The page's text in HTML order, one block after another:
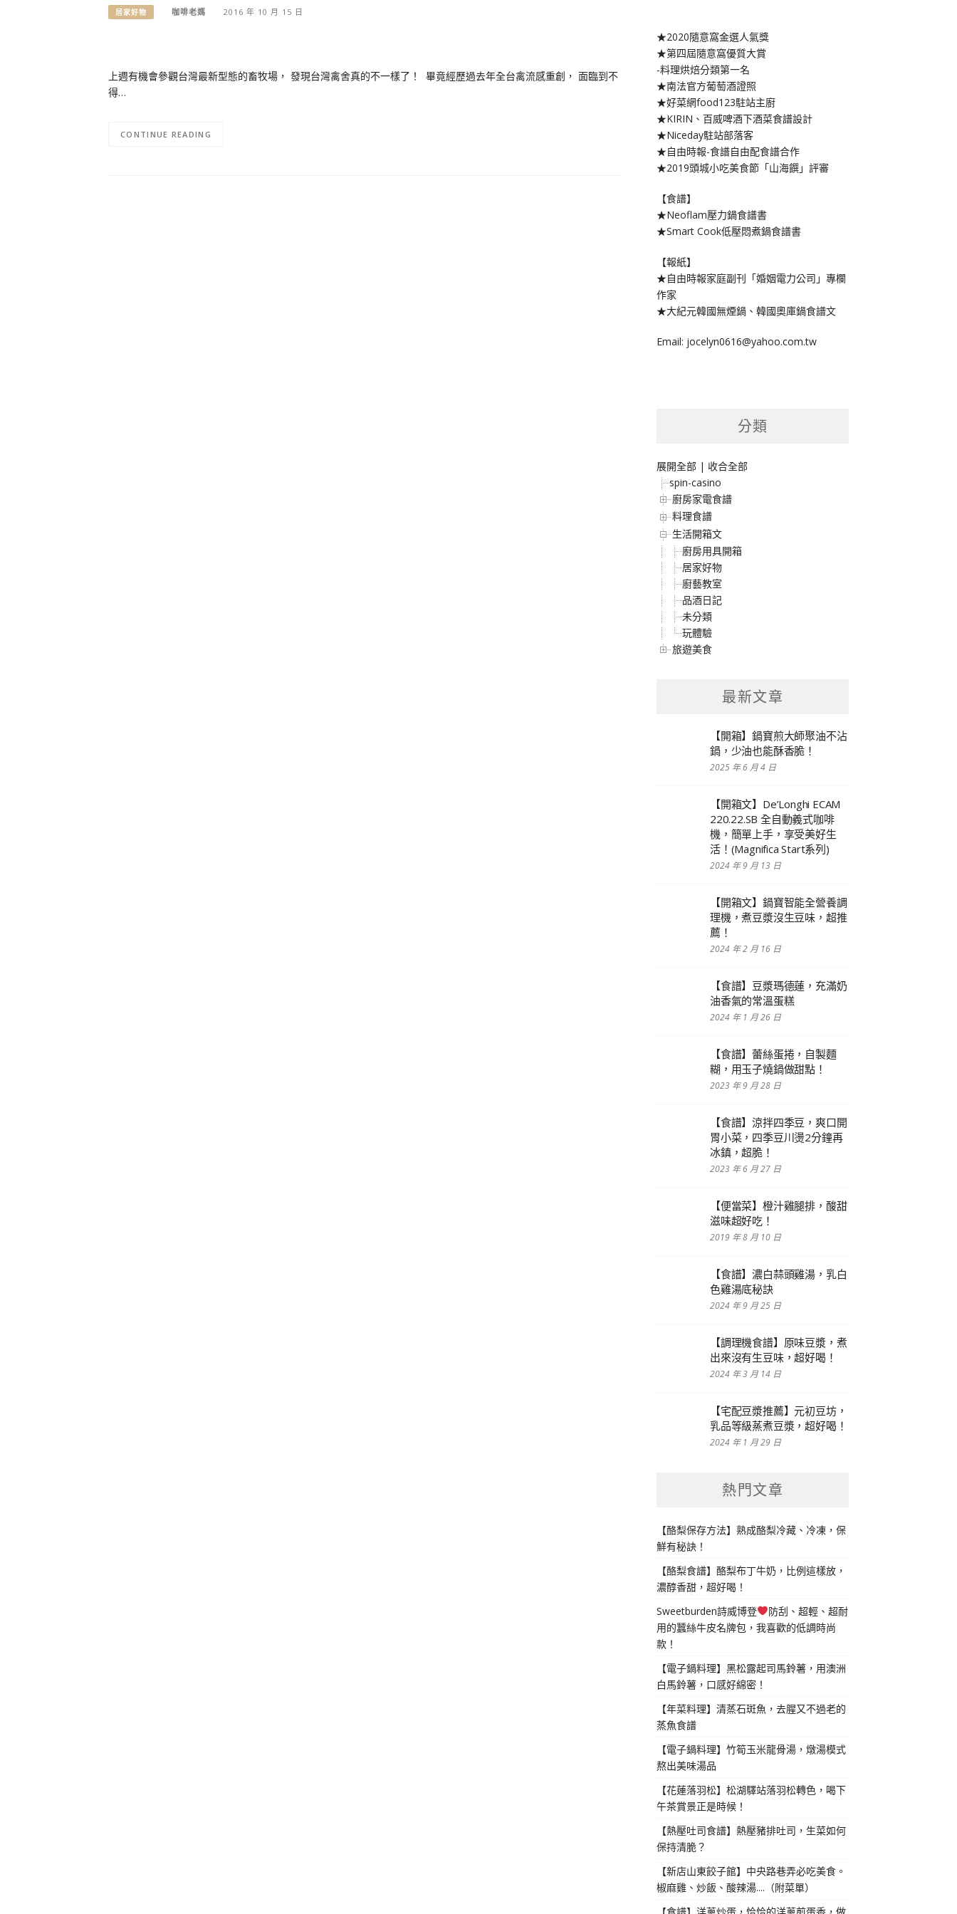
居家好物 咖啡老媽 2016 年 10 月 15 日
上週有機會參觀台灣最新型態的畜牧場， 發現台灣禽舍真的不一樣了！ 畢竟經歷過去年全台禽流感重創， 面臨到不
得…
CONTINUE READING
★2020隨意窩金選人氣獎
★第四屆隨意窩優質大賞
-料理烘焙分類第一名
★南法官方葡萄酒證照
★好菜網food123駐站主廚
★KIRIN、百威啤酒下酒菜食譜設計
★Niceday駐站部落客
★自由時報-食譜自由配食譜合作
★2019頭城小吃美食節「山海饌」評審
【食譜】
★Neoflam壓力鍋食譜書
★Smart Cook低壓悶煮鍋食譜書
【報紙】
★自由時報家庭副刊「婚姻電力公司」專欄
作家
★大紀元韓國無煙鍋、韓國奧庫鍋食譜文
Email: jocelyn0616@yahoo.com.tw
分類
展開全部 | 收合全部
spin-casino
廚房家電食譜
料理食譜
生活開箱文
廚房用具開箱
居家好物
廚藝教室
品酒日記
未分類
玩體驗
旅遊美食
最新文章
【開箱】鍋寶煎大師聚油不沾
鍋，少油也能酥香脆！
2025 年 6 月 4 日
【開箱文】De’Longhi ECAM
220.22.SB 全自動義式咖啡
機，簡單上手，享受美好生
活！(Magnifica Start系列)
2024 年 9 月 13 日
【開箱文】鍋寶智能全營養調
理機，煮豆漿沒生豆味，超推
薦！
2024 年 2 月 16 日
【食譜】豆漿瑪德蓮，充滿奶
油香氣的常溫蛋糕
2024 年 1 月 26 日
【食譜】蕾絲蛋捲，自製麵
糊，用玉子燒鍋做甜點！
2023 年 9 月 28 日
【食譜】涼拌四季豆，爽口開
胃小菜，四季豆川燙2分鐘再
冰鎮，超脆！
2023 年 6 月 27 日
【便當菜】橙汁雞腿排，酸甜
滋味超好吃！
2019 年 8 月 10 日
【食譜】濃白蒜頭雞湯，乳白
色雞湯底秘訣
2024 年 9 月 25 日
【調理機食譜】原味豆漿，煮
出來沒有生豆味，超好喝！
2024 年 3 月 14 日
【宅配豆漿推薦】元初豆坊，
乳品等級蒸煮豆漿，超好喝！
2024 年 1 月 29 日
熱門文章
【酪梨保存方法】熟成酪梨冷藏、冷凍，保
鮮有秘訣！
【酪梨食譜】酪梨布丁牛奶，比例這樣放，
濃醇香甜，超好喝！
Sweetburden詩威博登
防刮、超輕、超耐
用的蠶絲牛皮名牌包，我喜歡的低調時尚
款！
【電子鍋料理】黑松露起司馬鈴薯，用澳洲
白馬鈴薯，口感好綿密！
【年菜料理】清蒸石斑魚，去腥又不過老的
蒸魚食譜
【電子鍋料理】竹筍玉米龍骨湯，燉湯模式
熬出美味湯品
【花蓮落羽松】松湖驛站落羽松轉色，喝下
午茶賞景正是時候！
【熱壓吐司食譜】熱壓豬排吐司，生菜如何
保持清脆？
【新店山東餃子館】中央路巷弄必吃美食。
椒麻雞、炒飯、酸辣湯....（附菜單）